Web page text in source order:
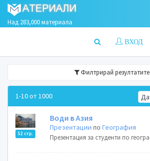
Над 283,000 материала
ВХОД
Филтрирай резултатите
1-10 от 1000
52 стр.
Води в Азия
Презентации поГеография